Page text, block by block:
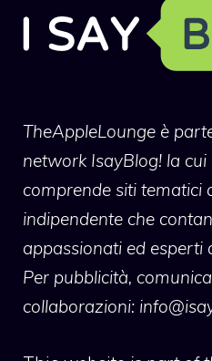
TheAppleLounge è
network IsayBlog! la
comprende siti tematici
indipendente che
appassionati ed esperti
Per pubblicità,
collaborazioni: